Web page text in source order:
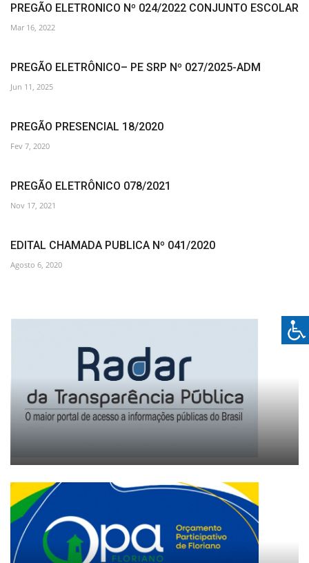
PREGÃO ELETRONICO Nº 024/2022 CONJUNTO ESCOLAR
Mar 16, 2022
PREGÃO ELETRÔNICO– PE SRP Nº 027/2025-ADM
Jun 11, 2025
PREGÃO PRESENCIAL 18/2020
Fev 7, 2020
PREGÃO ELETRÔNICO 078/2021
Nov 17, 2021
EDITAL CHAMADA PUBLICA Nº 041/2020
Agosto 6, 2020